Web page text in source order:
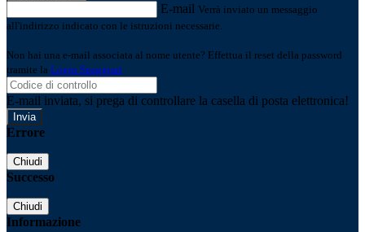
E-mail Verrà inviato un messaggio
all'indirizzo indicato con le istruzioni necessarie.
Non hai una e-mail associata al nome utente? Effettua il reset della password
tramite la Login Spaggiari
E-mail inviata, si prega di controllare la casella di posta elettronica!
Errore
Chiudi
Successo
Chiudi
Informazione